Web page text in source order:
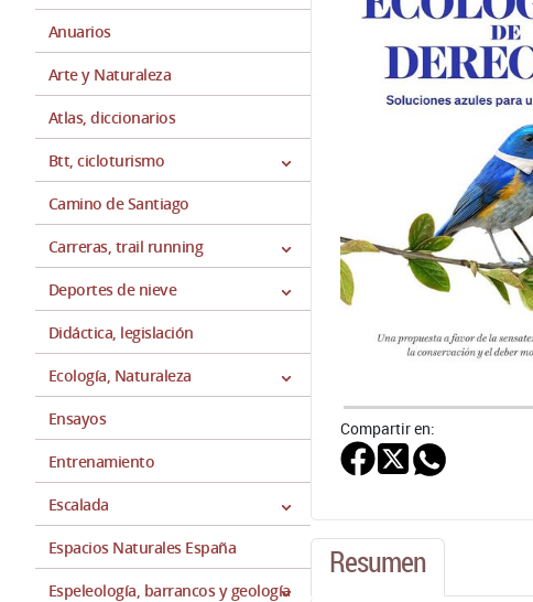
Anuarios
Arte y Naturaleza
Atlas, diccionarios
Btt, cicloturismo
Camino de Santiago
Carreras, trail running
Deportes de nieve
Didáctica, legislación
Ecología, Naturaleza
Ensayos
Entrenamiento
Escalada
Espacios Naturales España
Espeleología, barrancos y geología
Compartir en:
Resumen